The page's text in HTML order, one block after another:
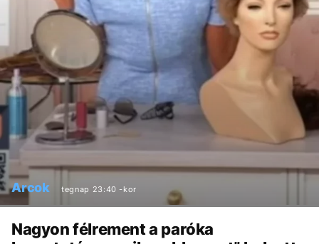
Arcok tegnap 23:40 -kor
Nagyon félrement a paróka